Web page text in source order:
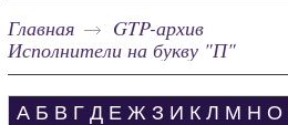
Главная
GTP-архив
Исполнители на букву "П"
А Б В Г Д Е Ж З И К Л М Н О